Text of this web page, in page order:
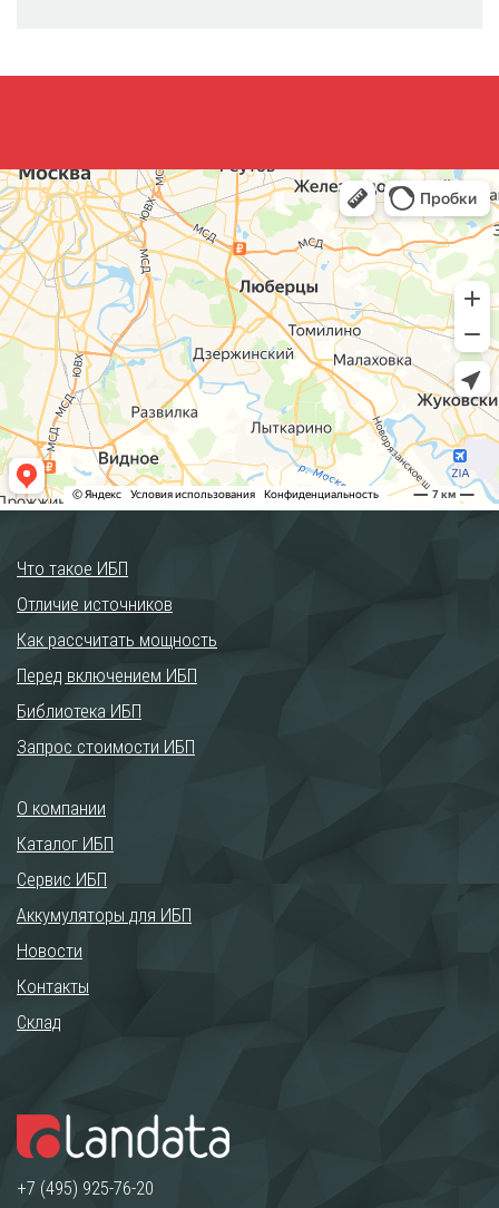
Что такое ИБП
Отличие источников
Как рассчитать мощность
Перед включением ИБП
Библиотека ИБП
Запрос стоимости ИБП
О компании
Каталог ИБП
Сервис ИБП
Аккумуляторы для ИБП
Новости
Контакты
Склад
+7 (495) 925-76-20